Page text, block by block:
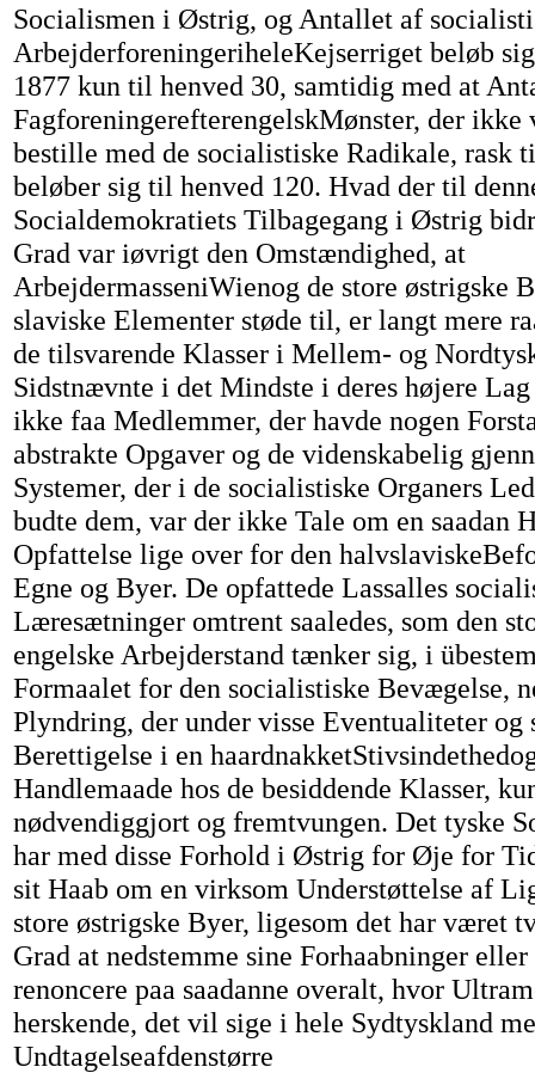
Socialismen i Østrig, og Antallet af
ArbejderforeningeriheleKejserriget beløb
1877 kun til henved 30, samtidig med at
FagforeningerefterengelskMønster, der ikke
bestille med de socialistiske Radikale, rask
beløber sig til henved 120. Hvad der til
Socialdemokratiets Tilbagegang i Østrig
Grad var iøvrigt den Omstændighed, at
ArbejdermasseniWienog de store østrigske
slaviske Elementer støde til, er langt mere
de tilsvarende Klasser i Mellem- og
Sidstnævnte i det Mindste i deres højere
ikke faa Medlemmer, der havde nogen
abstrakte Opgaver og de videnskabelig
Systemer, der i de socialistiske Organers
budte dem, var der ikke Tale om en saadan
Opfattelse lige over for den
Egne og Byer. De opfattede Lassalles
Læresætninger omtrent saaledes, som den
engelske Arbejderstand tænker sig, i
Formaalet for den socialistiske Bevægelse,
Plyndring, der under visse Eventualiteter og
Berettigelse i en
Handlemaade hos de besiddende Klasser,
nødvendiggjort og fremtvungen. Det tyske
har med disse Forhold i Østrig for Øje for
sit Haab om en virksom Understøttelse af
store østrigske Byer, ligesom det har været
Grad at nedstemme sine Forhaabninger
renoncere paa saadanne overalt, hvor
herskende, det vil sige i hele Sydtyskland
Undtagelseafdenstørre